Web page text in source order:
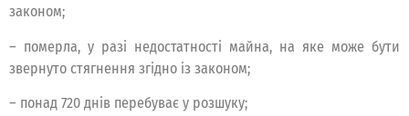
законом;
– померла, у разі недостатності майна, на яке може бути
звернуто стягнення згідно із законом;
– понад 720 днів перебуває у розшуку;